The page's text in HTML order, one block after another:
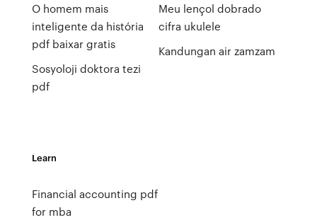
O homem mais
inteligente da história
pdf baixar gratis
Sosyoloji doktora tezi
pdf
Meu lençol dobrado
cifra ukulele
Kandungan air zamzam
Learn
Financial accounting pdf
for mba